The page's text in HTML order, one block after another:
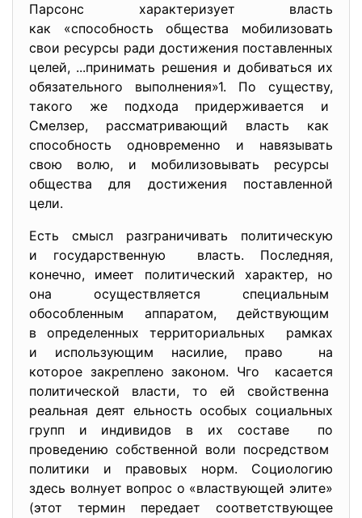
Парсонс характеризует власть
как «способность общества мобилизовать
свои ресурсы ради достижения поставленных
целей, ...принимать решения и добиваться их
обязательного выполнения»1. По существу,
такого же подхода придерживается и
Смелзер, рассматривающий власть как
способность одновременно и навязывать
свою волю, и мобилизовывать ресурсы
общества для достижения поставленной
цели.
Есть смысл разграничивать политическую
и государственную власть. Последняя,
конечно, имеет политический характер, но
она осуществляется специальным
обособленным аппаратом, действующим
в определенных территориальных рамках
и использующим насилие, право на
которое закреплено законом. Чго касается
политической власти, то ей свойственна
реальная деят ельность особых социальных
групп и индивидов в их составе по
проведению собственной воли посредством
политики и правовых норм. Социологию
здесь волнует вопрос о «властвующей элите»
(этот термин передает соответствующее